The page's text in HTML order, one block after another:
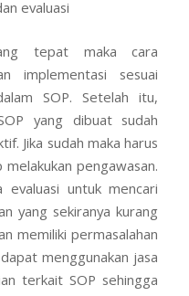
evaluasi
tepat maka cara
implementasi sesuai
SOP. Setelah itu,
yang dibuat sudah
Jika sudah maka harus
pengawasan.
evaluasi untuk mencari
yang sekiranya kurang
memiliki permasalahan
menggunakan jasa
terkait SOP sehingga